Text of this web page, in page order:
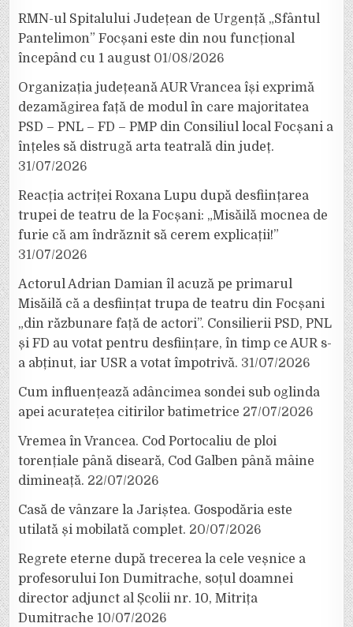
RMN-ul Spitalului Județean de Urgență „Sfântul
Pantelimon” Focșani este din nou funcțional
începând cu 1 august 01/08/2026
Organizația județeană AUR Vrancea își exprimă
dezamăgirea față de modul în care majoritatea
PSD – PNL – FD – PMP din Consiliul local Focșani a
înțeles să distrugă arta teatrală din județ.
31/07/2026
Reacția actriței Roxana Lupu după desființarea
trupei de teatru de la Focșani: „Misăilă mocnea de
furie că am îndrăznit să cerem explicații!”
31/07/2026
Actorul Adrian Damian îl acuză pe primarul
Misăilă că a desființat trupa de teatru din Focșani
„din răzbunare față de actori”. Consilierii PSD, PNL
și FD au votat pentru desființare, în timp ce AUR s-
a abținut, iar USR a votat împotrivă. 31/07/2026
Cum influențează adâncimea sondei sub oglinda
apei acuratețea citirilor batimetrice 27/07/2026
Vremea în Vrancea. Cod Portocaliu de ploi
torențiale până diseară, Cod Galben până mâine
dimineață. 22/07/2026
Casă de vânzare la Jariștea. Gospodăria este
utilată și mobilată complet. 20/07/2026
Regrete eterne după trecerea la cele veșnice a
profesorului Ion Dumitrache, soțul doamnei
director adjunct al Școlii nr. 10, Mitrița
Dumitrache 10/07/2026